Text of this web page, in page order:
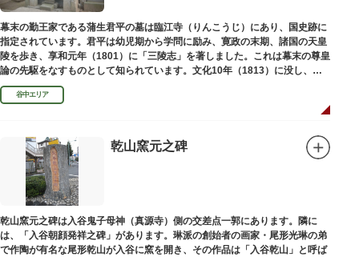
幕末の勤王家である蒲生君平の墓は臨江寺（りんこうじ）にあり、国史跡に
指定されています。君平は幼児期から学問に励み、寛政の末期、諸国の天皇
陵を歩き、享和元年（1801）に「三陵志」を著しました。これは幕末の尊皇
論の先駆をなすものとして知られています。文化10年（1813）に没し、高
山彦三郎や林子平と共に「寛政三奇人」の一人にあげられています。
谷中エリア
乾山窯元之碑
乾山窯元之碑は入谷鬼子母神（真源寺）側の交差点一郭にあります。隣に
は、「入谷朝顔発祥之碑」があります。琳派の創始者の画家・尾形光琳の弟
で作陶が有名な尾形乾山が入谷に窯を開き、その作品は「入谷乾山」と呼ば